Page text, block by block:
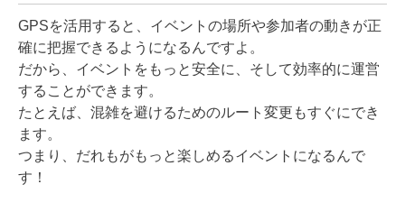
GPSを活用すると、イベントの場所や参加者の動きが正
確に把握できるようになるんですよ。
だから、イベントをもっと安全に、そして効率的に運営
することができます。
たとえば、混雑を避けるためのルート変更もすぐにでき
ます。
つまり、だれもがもっと楽しめるイベントになるんで
す！